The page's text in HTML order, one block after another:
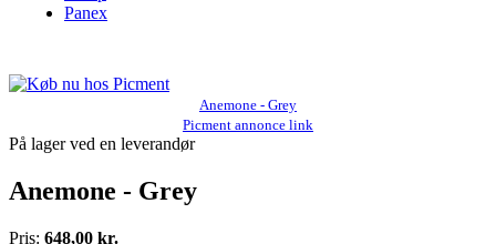
Panex
Anemone - Grey
Picment annonce link
På lager ved en leverandør
Anemone - Grey
Pris: 648,00 kr.